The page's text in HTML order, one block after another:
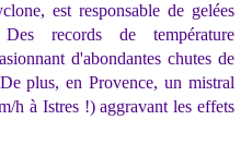
est responsable de gelées
Des records de température
d'abondantes chutes de
plus, en Provence, un mistral
h à Istres !) aggravant les effets